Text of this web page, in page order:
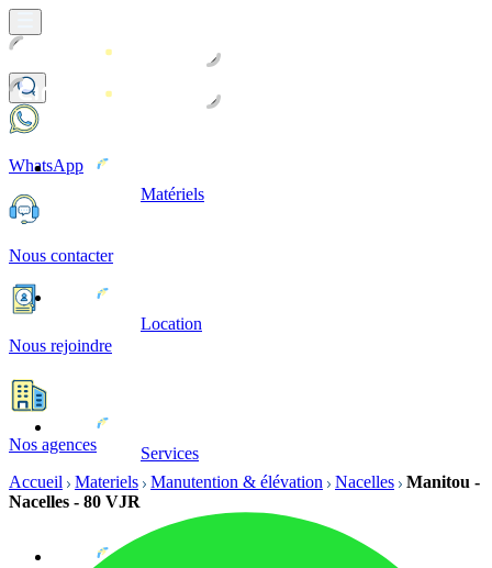
Matériels
Location
Services
WhatsApp
Nous contacter
Nous rejoindre
Nos agences
Accueil
Materiels Manutention & élévation Nacelles
Manitou -
Nacelles - 80 VJR